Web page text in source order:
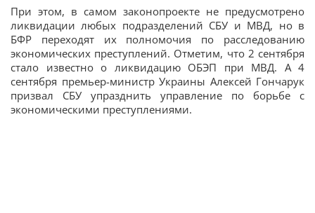
При этом, в самом законопроекте не предусмотрено
ликвидации любых подразделений СБУ и МВД, но в
БФР переходят их полномочия по расследованию
экономических преступлений. Отметим, что 2 сентября
стало известно о ликвидацию ОБЭП при МВД. А 4
сентября премьер-министр Украины Алексей Гончарук
призвал СБУ упразднить управление по борьбе с
экономическими преступлениями.